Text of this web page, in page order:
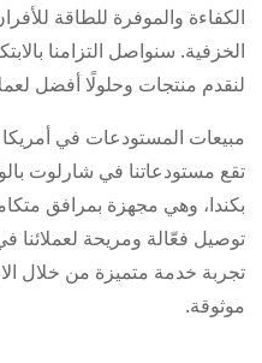
الكفاءة والموفرة للطاقة
الخزفية. سنواصل التزامنا
لنقدم منتجات وحلولًا أفضل
مبيعات المستودعات في أمريكا
تقع مستودعاتنا في شارلوت
بكندا، وهي مجهزة بمرافق
توصيل فعّالة ومريحة لعملائنا
تجربة خدمة متميزة من خلال
موثوقة.